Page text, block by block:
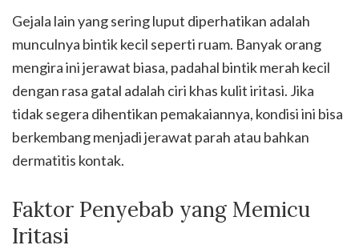
Gejala lain yang sering luput diperhatikan adalah
munculnya bintik kecil seperti ruam. Banyak orang
mengira ini jerawat biasa, padahal bintik merah kecil
dengan rasa gatal adalah ciri khas kulit iritasi. Jika
tidak segera dihentikan pemakaiannya, kondisi ini bisa
berkembang menjadi jerawat parah atau bahkan
dermatitis kontak.
Faktor Penyebab yang Memicu
Iritasi